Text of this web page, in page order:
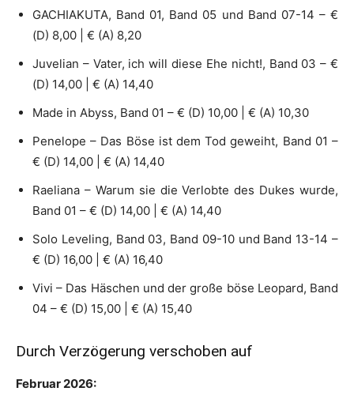
GACHIAKUTA, Band 01, Band 05 und Band 07-14 – €
(D) 8,00 | € (A) 8,20
Juvelian – Vater, ich will diese Ehe nicht!, Band 03 – €
(D) 14,00 | € (A) 14,40
Made in Abyss, Band 01 – € (D) 10,00 | € (A) 10,30
Penelope – Das Böse ist dem Tod geweiht, Band 01 –
€ (D) 14,00 | € (A) 14,40
Raeliana – Warum sie die Verlobte des Dukes wurde,
Band 01 – € (D) 14,00 | € (A) 14,40
Solo Leveling, Band 03, Band 09-10 und Band 13-14 –
€ (D) 16,00 | € (A) 16,40
Vivi – Das Häschen und der große böse Leopard, Band
04 – € (D) 15,00 | € (A) 15,40
Durch Verzögerung verschoben auf
Februar 2026: